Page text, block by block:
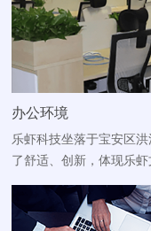
办公环境
乐虾科技坐落于宝安区
了舒适、创新，体现乐虾